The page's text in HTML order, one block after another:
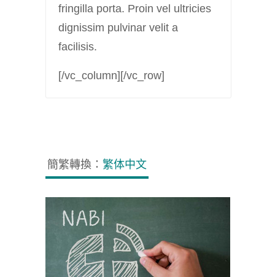
fringilla porta. Proin vel ultricies
dignissim pulvinar velit a
facilisis.
[/vc_column][/vc_row]
簡繁轉換： 繁体中文